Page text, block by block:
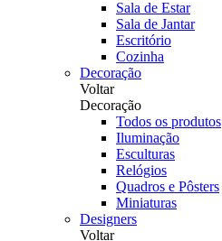
Sala de Estar
Sala de Jantar
Escritório
Cozinha
Decoração
Voltar
Decoração
Todos os produtos
Iluminação
Esculturas
Relógios
Quadros e Pôsters
Miniaturas
Designers
Voltar